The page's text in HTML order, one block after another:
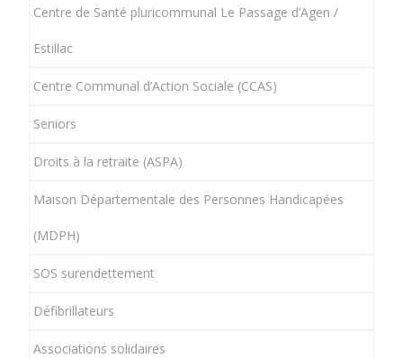
Centre de Santé pluricommunal Le Passage d’Agen /
Estillac
Centre Communal d’Action Sociale (CCAS)
Seniors
Droits à la retraite (ASPA)
Maison Départementale des Personnes Handicapées
(MDPH)
SOS surendettement
Défibrillateurs
Associations solidaires